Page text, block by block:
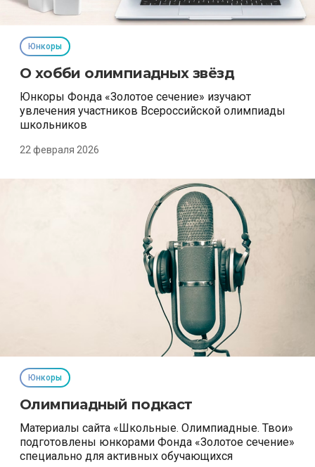
Юнкоры
О хобби олимпиадных звёзд
Юнкоры Фонда «Золотое сечение» изучают
увлечения участников Всероссийской олимпиады
школьников
22 февраля 2026
Юнкоры
Олимпиадный подкаст
Материалы сайта «Школьные. Олимпиадные. Твои»
подготовлены юнкорами Фонда «Золотое сечение»
специально для активных обучающихся